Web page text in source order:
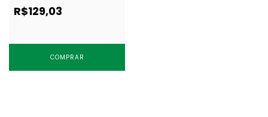
R$129,03
COMPRAR